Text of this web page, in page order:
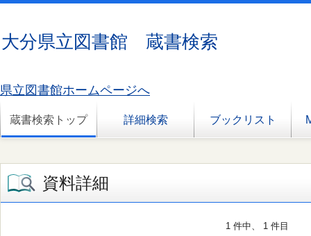
大分県立図書館 蔵書検索
県立図書館ホームページへ
蔵書検索トップ 詳細検索 ブックリスト
資料詳細
1 件中、 1 件目